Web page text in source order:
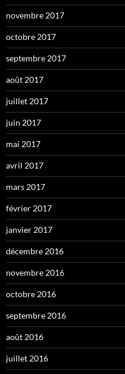
novembre 2017
octobre 2017
septembre 2017
août 2017
juillet 2017
juin 2017
mai 2017
avril 2017
mars 2017
février 2017
janvier 2017
décembre 2016
novembre 2016
octobre 2016
septembre 2016
août 2016
juillet 2016